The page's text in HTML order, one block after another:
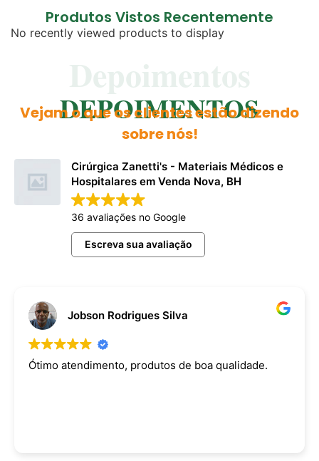
Produtos Vistos Recentemente
No recently viewed products to display
DEPOIMENTOS
Vejam o que os clientes estão dizendo
sobre nós!
Cirúrgica Zanetti's - Materiais Médicos e
Hospitalares em Venda Nova, BH
36 avaliações no Google
Escreva sua avaliação
Jobson Rodrigues Silva
Ótimo atendimento, produtos de boa qualidade.